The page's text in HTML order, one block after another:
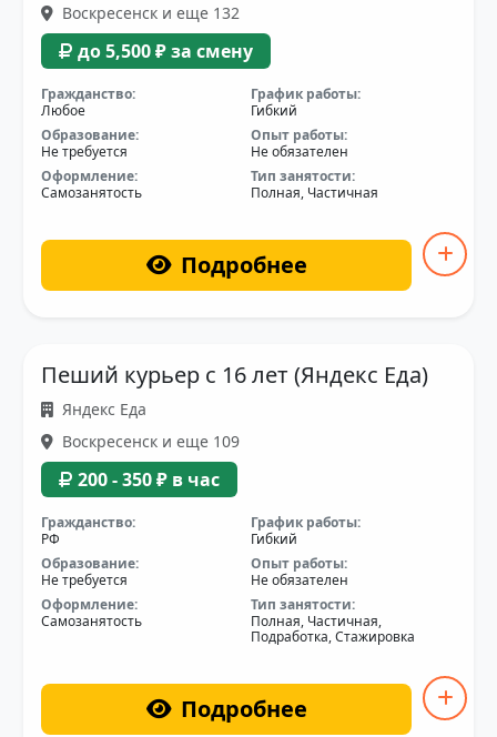
Воскресенск и еще 132
до 5,500 ₽ за смену
Гражданство:
Любое
График работы:
Гибкий
Образование:
Не требуется
Опыт работы:
Не обязателен
Оформление:
Самозанятость
Тип занятости:
Полная, Частичная
Подробнее
Пеший курьер с 16 лет (Яндекс Еда)
Яндекс Еда
Воскресенск и еще 109
200 - 350 ₽ в час
Гражданство:
РФ
График работы:
Гибкий
Образование:
Не требуется
Опыт работы:
Не обязателен
Оформление:
Самозанятость
Тип занятости:
Полная, Частичная,
Подработка, Стажировка
Подробнее